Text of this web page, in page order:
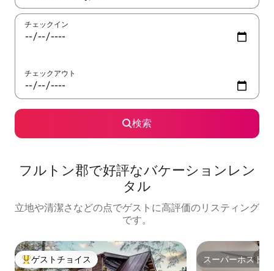
チェックイン
チェックアウト
検索
フルトン郡で好評なバケーションレン
タル
立地や清潔さなどの点でゲストに高評価のリスティング
です。
大好評のゲストチョイスです。
ゲストチョイス スーパーホスト
スーパーホスト